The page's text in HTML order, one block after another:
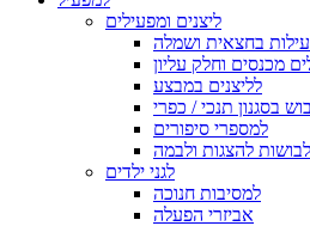
ליצנים ומפעילים
בחצאית ושמלה
מכנסים וחלק עליון
לליצנים במבצע
בסגנון תנכי / כפרי
למספרי סיפורים
להצגות ולבמה
לגני ילדים
למסיבות חנוכה
אביזרי הפעלה